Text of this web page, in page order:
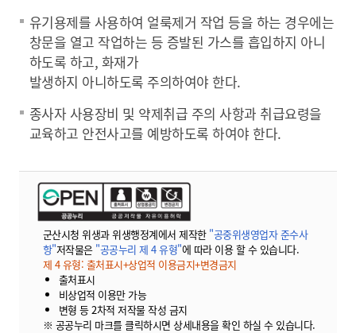
유기용제를 사용하여 얼룩제거 작업 등을 하는 경우에는
창문을 열고 작업하는 등 증발된 가스를 흡입하지 아니
하도록 하고, 화재가
발생하지 아니하도록 주의하여야 한다.
종사자 사용장비 및 약제취급 주의 사항과 취급요령을
교육하고 안전사고를 예방하도록 하여야 한다.
군산시청 위생과 위생행정계에서 제작한 "공중위생영업자 준수사
항"저작물은 "공공누리 제 4 유형"에 따라 이용 할 수 있습니다.
제 4 유형: 출처표시+상업적 이용금지+변경금지
출처표시
비상업적 이용만 가능
변형 등 2차적 저작물 작성 금지
※ 공공누리 마크를 클릭하시면 상세내용을 확인 하실 수 있습니다.